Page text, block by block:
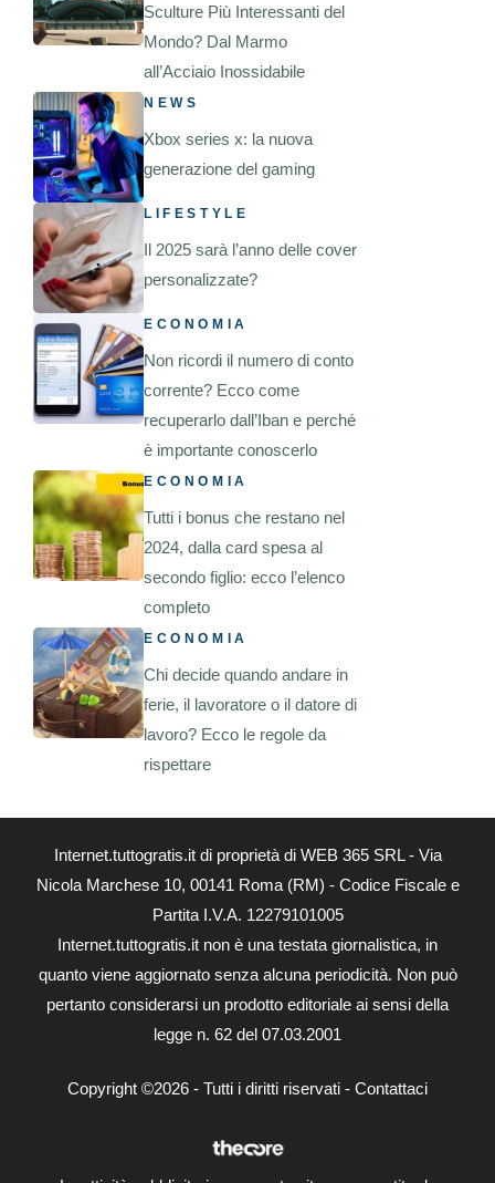
Sculture Più Interessanti del
Mondo? Dal Marmo
all’Acciaio Inossidabile
NEWS
Xbox series x: la nuova
generazione del gaming
LIFESTYLE
Il 2025 sarà l’anno delle cover
personalizzate?
ECONOMIA
Non ricordi il numero di conto
corrente? Ecco come
recuperarlo dall’Iban e perché
è importante conoscerlo
ECONOMIA
Tutti i bonus che restano nel
2024, dalla card spesa al
secondo figlio: ecco l’elenco
completo
ECONOMIA
Chi decide quando andare in
ferie, il lavoratore o il datore di
lavoro? Ecco le regole da
rispettare
Internet.tuttogratis.it di proprietà di WEB 365 SRL - Via
Nicola Marchese 10, 00141 Roma (RM) - Codice Fiscale e
Partita I.V.A. 12279101005
Internet.tuttogratis.it non è una testata giornalistica, in
quanto viene aggiornato senza alcuna periodicità. Non può
pertanto considerarsi un prodotto editoriale ai sensi della
legge n. 62 del 07.03.2001
Copyright ©2026 - Tutti i diritti riservati - Contattaci